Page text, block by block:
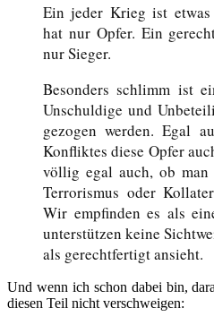
Ein jeder Krieg ist etwas
hat nur Opfer. Ein
nur Sieger.
Besonders schlimm ist
Unschuldige und
gezogen werden. Egal
Konfliktes diese Opfer
völlig egal auch, ob
Terrorismus oder
Wir empfinden es als
unterstützen keine
als gerechtfertigt ansieht.
Und wenn ich schon dabei bin,
diesen Teil nicht verschweigen: